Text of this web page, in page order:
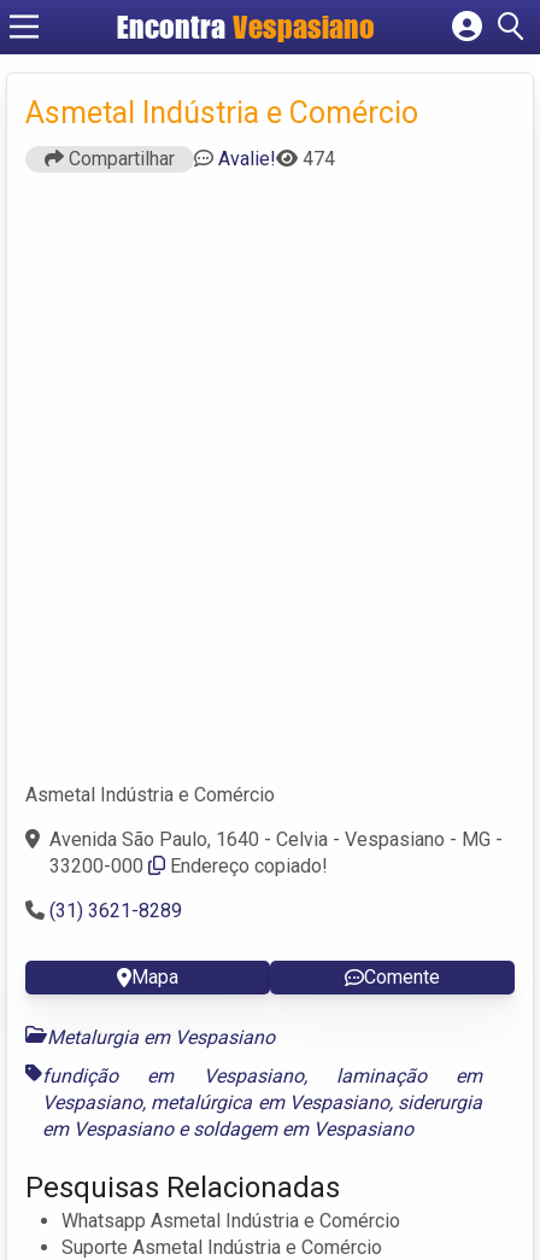
Encontra Vespasiano
Cadastrar empresa
Criar conta
Asmetal Indústria e Comércio
Compartilhar Avalie! 474
Asmetal Indústria e Comércio
Avenida São Paulo, 1640 - Celvia - Vespasiano - MG -
33200-000
Endereço copiado!
(31) 3621-8289
Mapa Comente
Metalurgia em Vespasiano
fundição em Vespasiano, laminação em
Vespasiano, metalúrgica em Vespasiano, siderurgia
em Vespasianoesoldagem em Vespasiano
Pesquisas Relacionadas
Whatsapp Asmetal Indústria e Comércio
Suporte Asmetal Indústria e Comércio